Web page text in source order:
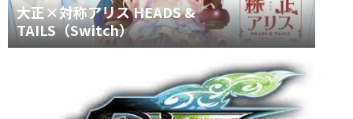
大正×対称アリス HEADS &
TAILS（Switch）